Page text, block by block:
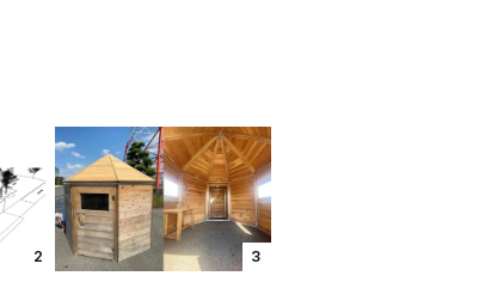
2 3